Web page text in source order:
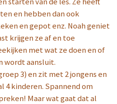
en hebben dan ook
en gepot enz. Noah geniet
krijgen ze af en toe
met wat ze doen en of
wordt aansluit.
3) en zit met 2 jongens en
4 kinderen. Spannend om
Maar wat gaat dat al